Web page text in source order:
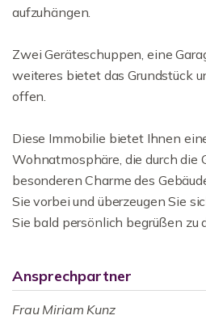
aufzuhängen.
Zwei Geräteschuppen, eine
weiteres bietet das Grundstück
offen.
Diese Immobilie bietet Ihnen
Wohnatmosphäre, die durch die
besonderen Charme des
Sie vorbei und überzeugen Sie
Sie bald persönlich begrüßen zu
Ansprechpartner
Frau Miriam Kunz